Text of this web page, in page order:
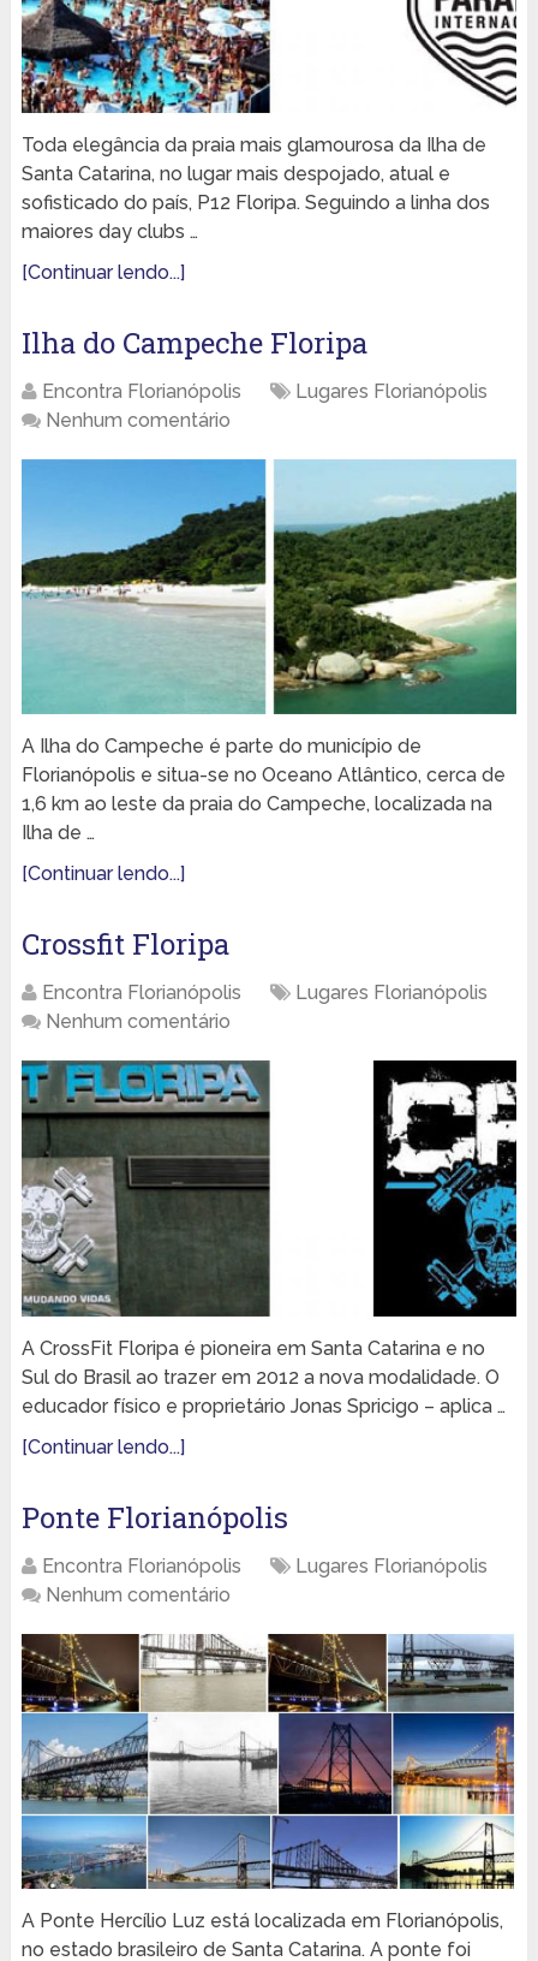
Toda elegância da praia mais glamourosa da Ilha de
Santa Catarina, no lugar mais despojado, atual e
sofisticado do país, P12 Floripa. Seguindo a linha dos
maiores day clubs …
[Continuar lendo...]
Ilha do Campeche Floripa
Encontra Florianópolis
Lugares Florianópolis
Nenhum comentário
A Ilha do Campeche é parte do município de
Florianópolis e situa-se no Oceano Atlântico, cerca de
1,6 km ao leste da praia do Campeche, localizada na
Ilha de …
[Continuar lendo...]
Crossfit Floripa
Encontra Florianópolis
Lugares Florianópolis
Nenhum comentário
A CrossFit Floripa é pioneira em Santa Catarina e no
Sul do Brasil ao trazer em 2012 a nova modalidade. O
educador físico e proprietário Jonas Spricigo – aplica …
[Continuar lendo...]
Ponte Florianópolis
Encontra Florianópolis
Lugares Florianópolis
Nenhum comentário
A Ponte Hercílio Luz está localizada em Florianópolis,
no estado brasileiro de Santa Catarina. A ponte foi